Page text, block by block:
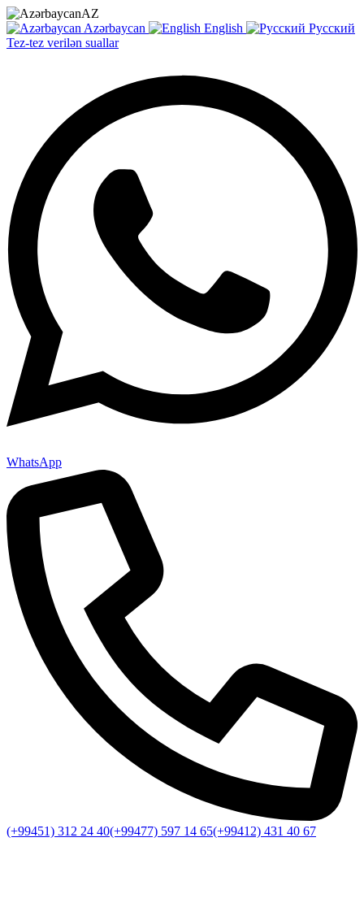
AZ
Azərbaycan
English
Русский
Tez-tez verilən suallar
WhatsApp
(+99451) 312 24 40(+99477) 597 14 65(+99412) 431 40 67